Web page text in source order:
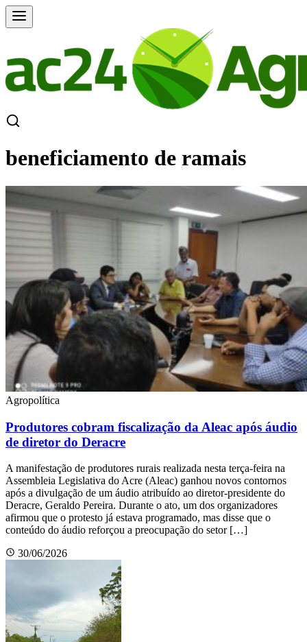
beneficiamento de ramais
Agropolítica
Produtores cobram fiscalização da Aleac após áudio
de diretor do Deracre
A manifestação de produtores rurais realizada nesta terça-feira na
Assembleia Legislativa do Acre (Aleac) ganhou novos contornos
após a divulgação de um áudio atribuído ao diretor-presidente do
Deracre, Geraldo Pereira. Durante o ato, um dos organizadores
afirmou que o protesto já estava programado, mas disse que o
conteúdo do áudio reforçou a preocupação do setor […]
30/06/2026